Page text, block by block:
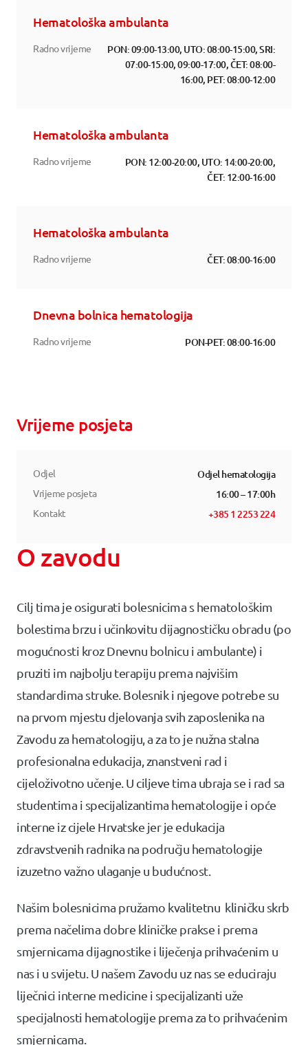
Hematološka ambulanta
Radno vrijeme
PON: 09:00-13:00, UTO: 08:00-15:00, SRI:
07:00-15:00, 09:00-17:00, ČET: 08:00-
16:00, PET: 08:00-12:00
Hematološka ambulanta
Radno vrijeme
PON: 12:00-20:00, UTO: 14:00-20:00,
ČET: 12:00-16:00
Hematološka ambulanta
Radno vrijeme ČET: 08:00-16:00
Dnevna bolnica hematologija
Radno vrijeme PON-PET: 08:00-16:00
Vrijeme posjeta
Odjel Odjel hematologija
Vrijeme posjeta 16:00 – 17:00h
Kontakt +385 1 2253 224
O zavodu
Cilj tima je osigurati bolesnicima s hematološkim
bolestima brzu i učinkovitu dijagnostičku obradu (po
mogućnosti kroz Dnevnu bolnicu i ambulante) i
pruziti im najbolju terapiju prema najvišim
standardima struke. Bolesnik i njegove potrebe su
na prvom mjestu djelovanja svih zaposlenika na
Zavodu za hematologiju, a za to je nužna stalna
profesionalna edukacija, znanstveni rad i
cijeloživotno učenje. U ciljeve tima ubraja se i rad sa
studentima i specijalizantima hematologije i opće
interne iz cijele Hrvatske jer je edukacija
zdravstvenih radnika na području hematologije
izuzetno važno ulaganje u budućnost.
Našim bolesnicima pružamo kvalitetnu kliničku skrb
prema načelima dobre kliničke prakse i prema
smjernicama dijagnostike i liječenja prihvaćenim u
nas i u svijetu. U našem Zavodu uz nas se educiraju
liječnici interne medicine i specijalizanti uže
specijalnosti hematologije prema za to prihvaćenim
smjernicama.